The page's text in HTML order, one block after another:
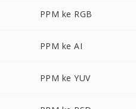
PPM ke RGB
PPM ke AI
PPM ke YUV